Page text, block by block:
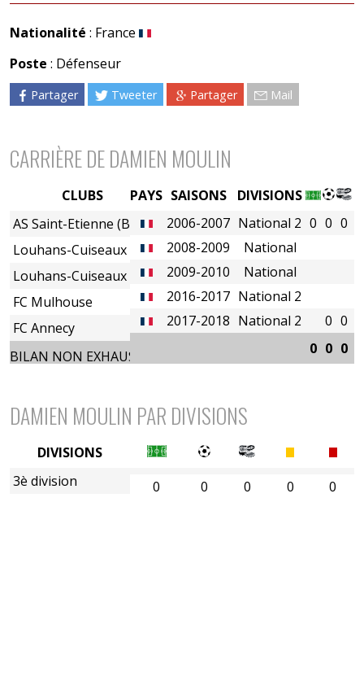
Nationalité : France
Poste : Défenseur
Partager Tweeter Partager Mail
CARRIÈRE DE DAMIEN MOULIN
PAYS SAISONS
DIVISIONS
2006-2007 National 2 0 0 0
2008-2009
National
2009-2010
National
2016-2017 National 2
2017-2018 National 2 0 0
0 0 0
CLUBS
AS Saint-Etienne (B)
Louhans-Cuiseaux FC
Louhans-Cuiseaux FC
FC Mulhouse
FC Annecy
BILAN NON EXHAUSTIF
DAMIEN MOULIN PAR DIVISIONS
0 0 0 0 0
DIVISIONS
3è division